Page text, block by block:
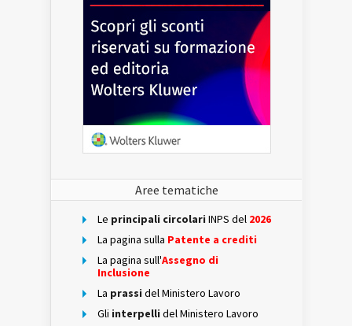
Aree tematiche
Le principali circolari INPS del 2026
La pagina sulla Patente a crediti
La pagina sull'Assegno di
Inclusione
La prassi del Ministero Lavoro
Gli interpelli del Ministero Lavoro